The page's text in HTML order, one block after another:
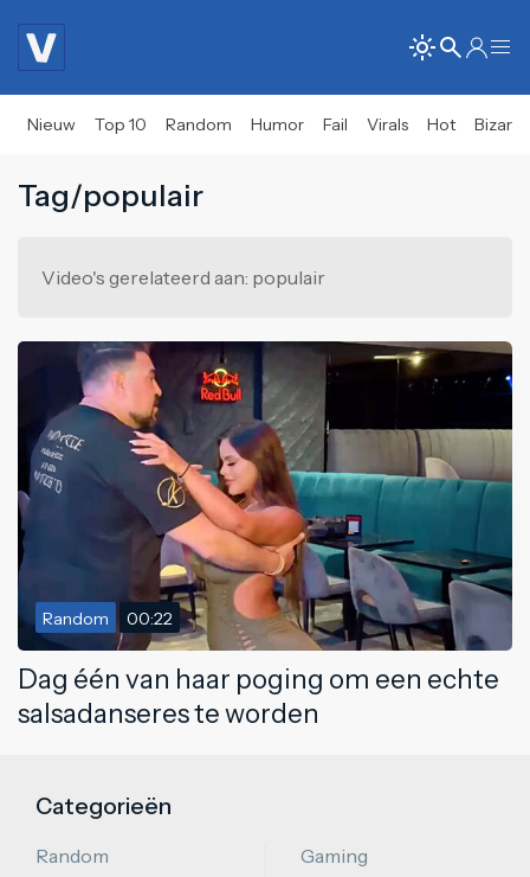
Nieuw Top 10 Random Humor Fail Virals Hot Bizar
Tag/populair
Video's gerelateerd aan: populair
Random 00:22
Dag één van haar poging om een echte
salsadanseres te worden
Categorieën
Random
Gaming